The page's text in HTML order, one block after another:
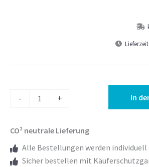
Lieferzeit:
-
Skyline
Motiv
-
+ In
CO² neutrale Lieferung
Alle Bestellungen werden individuell
Sicher bestellen mit